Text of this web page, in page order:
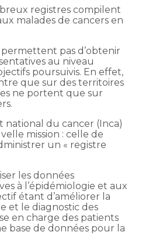
registres compilent
malades de cancers en
pas d’obtenir
au niveau
poursuivis. En effet,
que sur des territoires
ne portent que sur
national du cancer (Inca)
mission : celle de
un « registre
les données
à l’épidémiologie et aux
étant d’améliorer la
et le diagnostic des
en charge des patients
base de données pour la